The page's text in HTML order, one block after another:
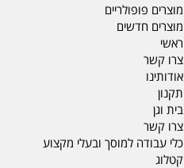
מוצרים פופולריים
מוצרים חדשים
ראשי
צרו קשר
אודותינו
תקנון
בית וגן
צרו קשר
כלי עבודה למוסך ובעלי מקצוע
קטלוג